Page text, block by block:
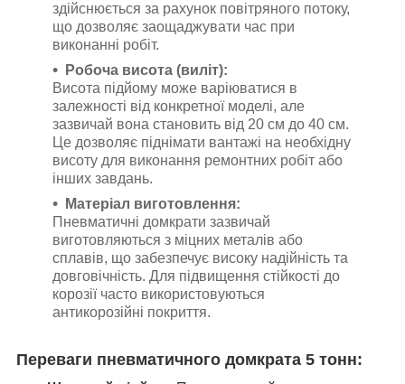
здійснюється за рахунок повітряного потоку,
що дозволяє заощаджувати час при
виконанні робіт.
Робоча висота (виліт):
Висота підйому може варіюватися в
залежності від конкретної моделі, але
зазвичай вона становить від 20 см до 40 см.
Це дозволяє піднімати вантажі на необхідну
висоту для виконання ремонтних робіт або
інших завдань.
Матеріал виготовлення:
Пневматичні домкрати зазвичай
виготовляються з міцних металів або
сплавів, що забезпечує високу надійність та
довговічність. Для підвищення стійкості до
корозії часто використовуються
антикорозійні покриття.
Переваги пневматичного домкрата 5 тонн: